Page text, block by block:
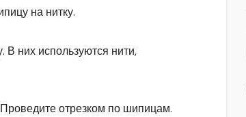
на нитку.
В них используются нити,
отрезком по шипицам.